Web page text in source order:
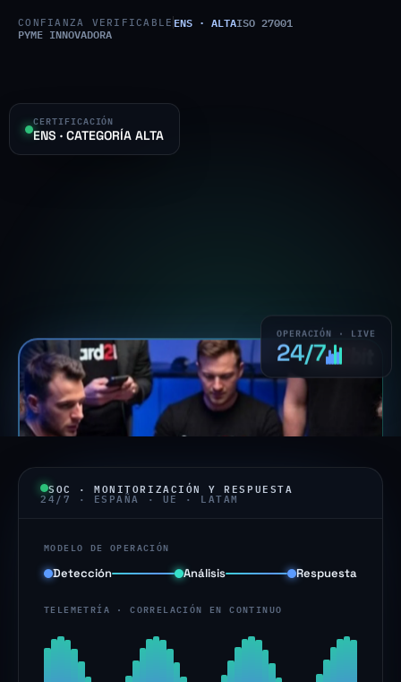
CONFIANZA VERIFICABLE ENS · ALTAISO 27001
PYME INNOVADORA
Imagen generada con IA
CERTIFICACIÓN
ENS · CATEGORÍA ALTA
24/7
SOC · MONITORIZACIÓN Y RESPUESTA
24/7 · ESPAÑA · UE · LATAM
MODELO DE OPERACIÓN
Detección Análisis Respuesta
TELEMETRÍA · CORRELACIÓN EN CONTINUO